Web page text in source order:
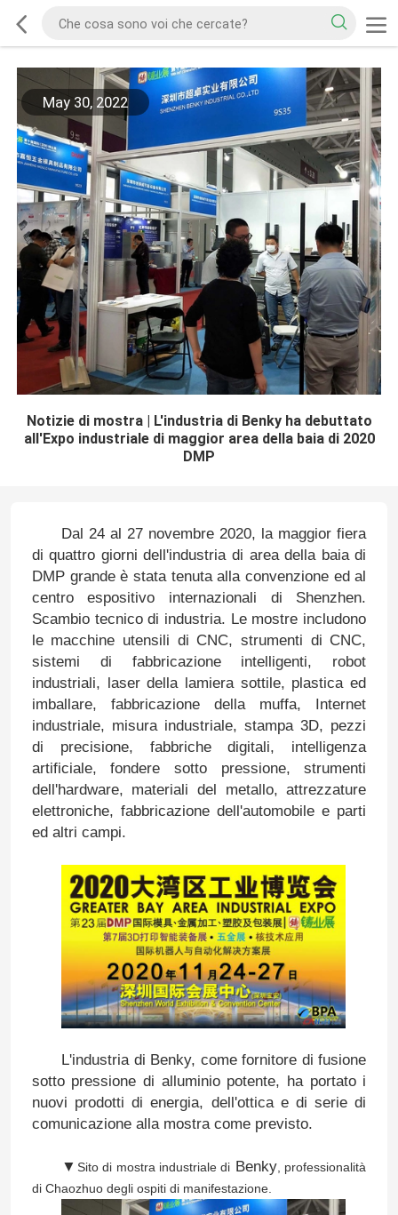
May 30, 2022
Notizie di mostra | L'industria di Benky ha debuttato
all'Expo industriale di maggior area della baia di 2020
DMP
Dal 24 al 27 novembre 2020, lamaggior fiera
di quattro giorni dell'industria di area della baia di
DMP grande è stata tenuta alla convenzione ed al
centro espositivo internazionali di Shenzhen.
Scambio tecnico di industria. Le mostre includono
le macchine utensili di CNC, strumenti di CNC,
sistemi di fabbricazione intelligenti, robot
industriali, laser della lamiera sottile, plastica ed
imballare, fabbricazione della muffa, Internet
industriale, misura industriale, stampa 3D, pezzi
di precisione, fabbriche digitali, intelligenza
artificiale, fondere sotto pressione, strumenti
dell'hardware, materiali del metallo, attrezzature
elettroniche, fabbricazione dell'automobile e parti
ed altri campi.
L'industria di Benky, come fornitore di fusione
sotto pressione di alluminio potente, ha portato i
nuovi prodotti di energia, dell'ottica e di serie di
comunicazione alla mostra come previsto.
▼ Sito di mostra industriale di Benky, professionalità
di Chaozhuo degli ospiti di manifestazione.